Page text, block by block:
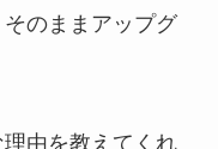
のままアップグ
由を教えてくれ